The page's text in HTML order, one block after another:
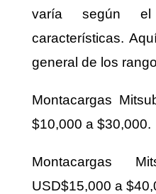
varía según
características.
general de los
Montacargas
$10,000 a $30,000.
Montacargas
USD$15,000 a